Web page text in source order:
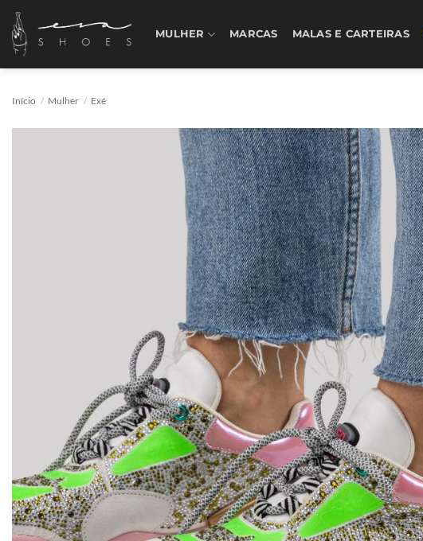
Skip
content
MULHER MARCAS MALAS E CARTEIRAS
Início / Mulher / Exé